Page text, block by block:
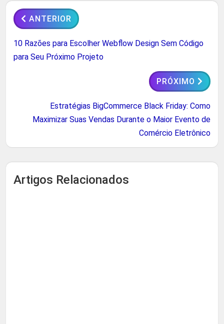
ANTERIOR
10 Razões para Escolher Webflow Design Sem Código
para Seu Próximo Projeto
PRÓXIMO
Estratégias BigCommerce Black Friday: Como
Maximizar Suas Vendas Durante o Maior Evento de
Comércio Eletrônico
Artigos Relacionados